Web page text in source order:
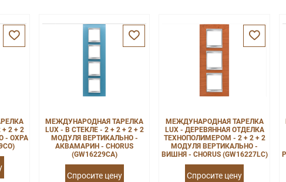
2 + 2
- ОХРА
МЕЖДУНАРОДНАЯ ТАРЕЛКА
LUX - В СТЕКЛЕ - 2 + 2 + 2 + 2
МОДУЛЯ ВЕРТИКАЛЬНО -
АКВАМАРИН - CHORUS
(GW16229CA)
Спросите цену
МЕЖДУНАРОДНАЯ ТАРЕЛКА
LUX - ДЕРЕВЯННАЯ ОТДЕЛКА
ТЕХНОПОЛИМЕРОМ - 2 + 2 + 2
МОДУЛЯ ВЕРТИКАЛЬНО -
ВИШНЯ - CHORUS (GW16227LC)
Спросите цену